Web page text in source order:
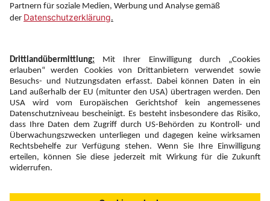
Newsletter:
Anmelden
Fairness und Unsere Inhalte: Standards und